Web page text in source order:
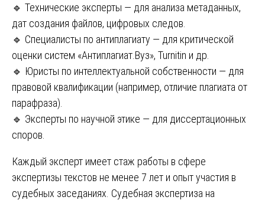
🔹 Технические эксперты — для анализа метаданных,
дат создания файлов, цифровых следов.
🔹 Специалисты по антиплагиату — для критической
оценки систем «Антиплагиат.Вуз», Turnitin и др.
🔹 Юристы по интеллектуальной собственности — для
правовой квалификации (например, отличие плагиата от
парафраза).
🔹 Эксперты по научной этике — для диссертационных
споров.
Каждый эксперт имеет стаж работы в сфере
экспертизы текстов не менее 7 лет и опыт участия в
судебных заседаниях. Судебная экспертиза на